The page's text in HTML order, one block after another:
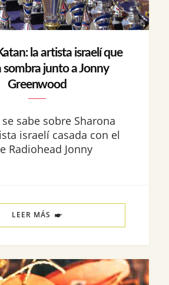
la artista israelí que
sombra junto a Jonny
Greenwood
sabe sobre Sharona
israelí casada con el
Radiohead Jonny
LEER MÁS